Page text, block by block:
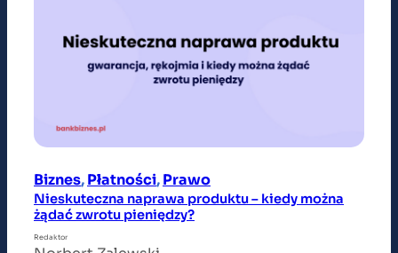
Biznes, Płatności, Prawo
Nieskuteczna naprawa produktu – kiedy można
żądać zwrotu pieniędzy?
Redaktor